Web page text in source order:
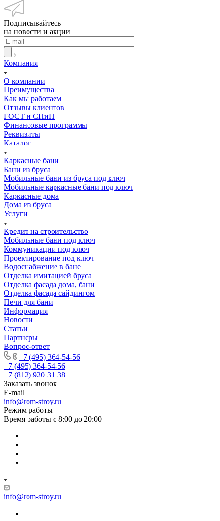
Подписывайтесь
на новости и акции
Компания
О компании
Преимущества
Как мы работаем
Отзывы клиентов
ГОСТ и СНиП
Финансовые программы
Реквизиты
Каталог
Каркасные бани
Бани из бруса
Мобильные бани из бруса под ключ
Мобильные каркасные бани под ключ
Каркасные дома
Дома из бруса
Услуги
Кредит на строительство
Мобильные бани под ключ
Коммуникации под ключ
Проектирование под ключ
Водоснабжение в бане
Отделка имитацией бруса
Отделка фасада дома, бани
Отделка фасада сайдингом
Печи для бани
Информация
Новости
Статьи
Партнеры
Вопрос-ответ
+7 (495) 364-54-56
+7 (495) 364-54-56
+7 (812) 920-31-38
Заказать звонок
E-mail
info@rom-stroy.ru
Режим работы
Время работы с 8:00 до 20:00
info@rom-stroy.ru